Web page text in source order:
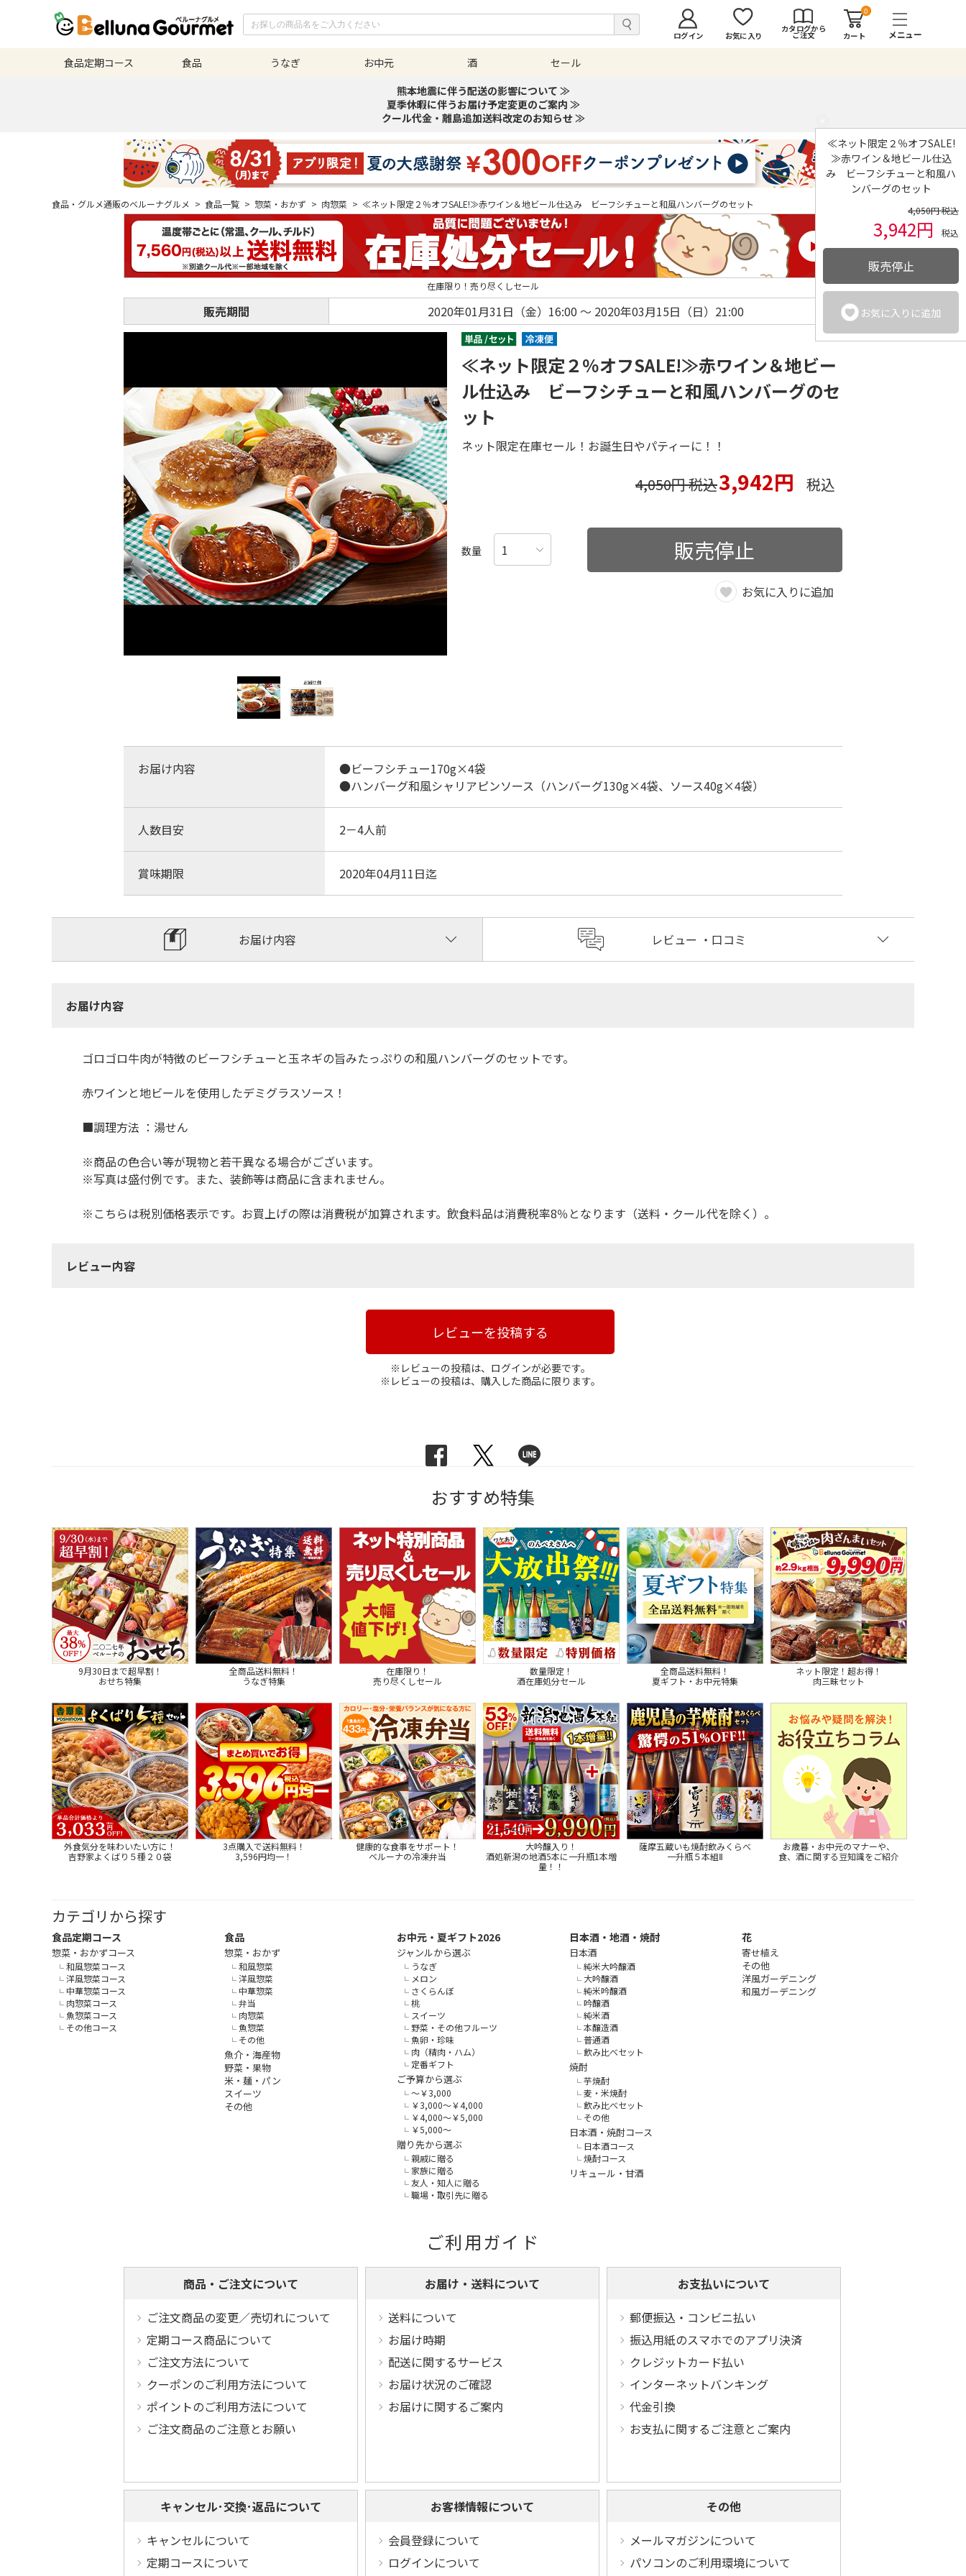
ログイン お気に入り
カタログから
ご注文
0
カート
食品定期コース 食品 うなぎ お中元 酒
セール
熊本地震に伴う配送の影響について ≫
夏季休暇に伴うお届け予定変更のご案内 ≫
クール代金・離島追加送料改定のお知らせ ≫
食品・グルメ通販のベルーナグルメ > 食品一覧 > 惣菜・おかず > 肉惣菜 > ≪ネット限定２％オフSALE!≫赤ワイン＆地ビール仕込み ビーフシチューと和風ハンバーグのセット
≪ネット限定２％オフSALE!
≫赤ワイン＆地ビール仕込
み ビーフシチューと和風ハ
ンバーグのセット
4,050円 税込
3,942円 税込
販売停止
お気に入りに追加
在庫限り！売り尽くしセール
販売期間 2020年01月31日（金）16:00 ～ 2020年03月15日（日）21:00
≪ネット限定２％オフSALE!≫赤ワイン＆地ビー
ル仕込み ビーフシチューと和風ハンバーグのセ
ット
ネット限定在庫セール！お誕生日やパティーに！！
4,050円 税込3,942円 税込
数量 販売停止
お気に入りに追加
お届け内容
●ビーフシチュー170g×4袋
●ハンバーグ和風シャリアピンソース（ハンバーグ130g×4袋、ソース40g×4袋）
人数目安 2－4人前
賞味期限 2020年04月11日迄
お届け内容 レビュー ・口コミ
お届け内容
ゴロゴロ牛肉が特徴のビーフシチューと玉ネギの旨みたっぷりの和風ハンバーグのセットです。
赤ワインと地ビールを使用したデミグラスソース！
■調理方法 ：湯せん
※商品の色合い等が現物と若干異なる場合がございます。
※写真は盛付例です。また、装飾等は商品に含まれません。
※こちらは税別価格表示です。お買上げの際は消費税が加算されます。飲食料品は消費税率8％となります（送料・クール代を除く）。
レビュー内容
レビューを投稿する
※レビューの投稿は、ログインが必要です。
※レビューの投稿は、購入した商品に限ります。
おすすめ特集
9月30日まで超早割！
おせち特集
全商品送料無料！
うなぎ特集
在庫限り！
売り尽くしセール
数量限定！
酒在庫処分セール
全商品送料無料！
夏ギフト・お中元特集
ネット限定！超お得！
肉三昧セット
外食気分を味わいたい方に！
吉野家よくばり５種２０袋
3点購入で送料無料！
3,596円均一！
健康的な食事をサポート！
ベルーナの冷凍弁当
大吟醸入り！
酒処新潟の地酒5本に一升瓶1本増
量！！
薩摩五蔵いも焼酎飲みくらべ
一升瓶５本組Ⅱ
お歳暮・お中元のマナーや、
食、酒に関する豆知識をご紹介
カテゴリから探す
食品定期コース
惣菜・おかずコース
和風惣菜コース
洋風惣菜コース
中華惣菜コース
肉惣菜コース
魚惣菜コース
その他コース
食品
惣菜・おかず
和風惣菜
洋風惣菜
中華惣菜
弁当
肉惣菜
魚惣菜
その他
魚介・海産物
野菜・果物
米・麺・パン
スイーツ
その他
お中元・夏ギフト2026
ジャンルから選ぶ
うなぎ
メロン
さくらんぼ
桃
スイーツ
野菜・その他フルーツ
魚卵・珍味
肉（精肉・ハム）
定番ギフト
ご予算から選ぶ
～￥3,000
￥3,000～￥4,000
￥4,000～￥5,000
￥5,000～
贈り先から選ぶ
親戚に贈る
家族に贈る
友人・知人に贈る
職場・取引先に贈る
日本酒・地酒・焼酎
日本酒
純米大吟醸酒
大吟醸酒
純米吟醸酒
吟醸酒
純米酒
本醸造酒
普通酒
飲み比べセット
焼酎
芋焼酎
麦・米焼酎
飲み比べセット
その他
日本酒・焼酎コース
日本酒コース
焼酎コース
リキュール・甘酒
花
寄せ植え
その他
洋風ガーデニング
和風ガーデニング
ご利用ガイド
商品・ご注文について
ご注文商品の変更／売切れについて
定期コース商品について
ご注文方法について
クーポンのご利用方法について
ポイントのご利用方法について
ご注文商品のご注意とお願い
お届け・送料について
送料について
お届け時期
配送に関するサービス
お届け状況のご確認
お届けに関するご案内
お支払いについて
郵便振込・コンビニ払い
振込用紙のスマホでのアプリ決済
クレジットカード払い
インターネットバンキング
代金引換
お支払に関するご注意とご案内
キャンセル･交換･返品について
キャンセルについて
定期コースについて
お客様情報について
会員登録について
ログインについて
その他
メールマガジンについて
パソコンのご利用環境について